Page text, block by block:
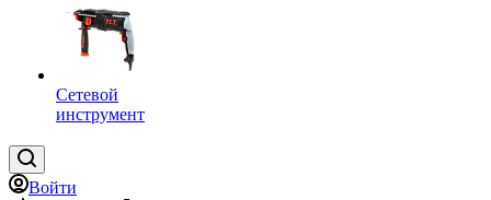
Сетевой
инструмент
Войти